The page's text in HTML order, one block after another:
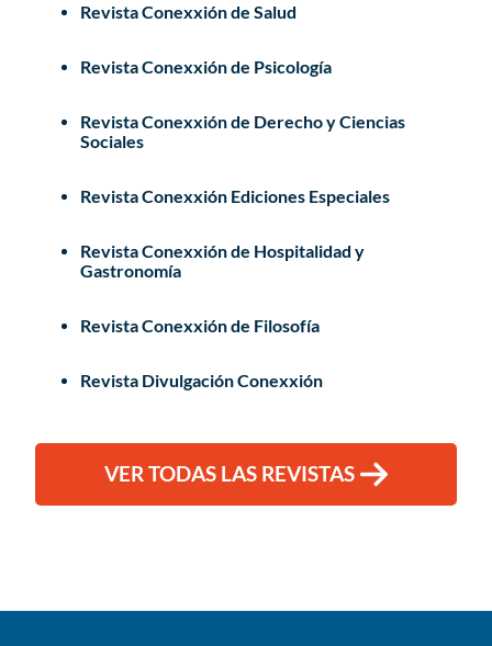
Revista Conexxión de Salud
Revista Conexxión de Psicología
Revista Conexxión de Derecho y Ciencias
Sociales
Revista Conexxión Ediciones Especiales
Revista Conexxión de Hospitalidad y
Gastronomía
Revista Conexxión de Filosofía
Revista Divulgación Conexxión
VER TODAS LAS REVISTAS